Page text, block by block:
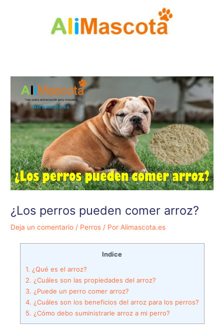
¿Los perros pueden comer arroz?
Deja un comentario / Perros / PorAlimascota.es
Indice
1. ¿Qué es el arroz?
2. ¿Cuáles son las propiedades del arroz?
3. ¿Puede un perro comer arroz?
4. ¿Cuáles son los beneficios del arroz para los perros?
5. ¿Cómo debo suministrarle arroz a mi perro?